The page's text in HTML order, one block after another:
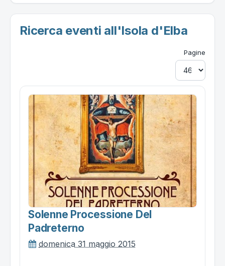
Ricerca eventi all'Isola d'Elba
Pagine
Solenne Processione Del
Padreterno
domenica 31 maggio 2015